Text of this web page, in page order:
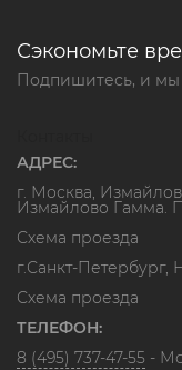
Сэкономьте
Подпишитесь, и
АДРЕС:
г. Москва,
Измайлово Гамма.
Схема проезда
г.Санкт-Петербург,
Схема проезда
ТЕЛЕФОН:
8 (495) 737-47-55 -